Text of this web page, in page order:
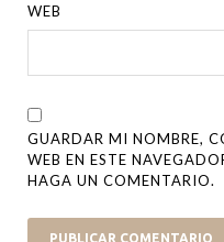
WEB
GUARDAR MI NOMBRE,
WEB EN ESTE
HAGA UN COMENTARIO.